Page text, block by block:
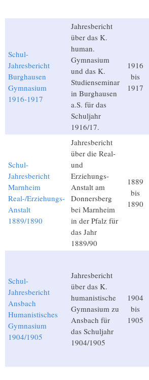
Schul-
Jahresbericht
Burghausen
Gymnasium
1916-1917
Jahresbericht
über das K.
human.
Gymnasium
und das K.
Studienseminar
in Burghausen
a.S. für das
Schuljahr
1916/17.
1916
bis
1917
Schul-
Jahresbericht
Marnheim
Real-/Erziehungs-
Anstalt
1889/1890
Jahresbericht
über die Real-
und
Erziehungs-
Anstalt am
Donnersberg
bei Marnheim
in der Pfalz für
das Jahr
1889/90
1889
bis
1890
Schul-
Jahresbericht
Ansbach
Humanistisches
Gymnasium
1904/1905
Jahresbericht
über das K.
humanistische
Gymnasium zu
Ansbach für
das Schuljahr
1904/1905
1904
bis
1905